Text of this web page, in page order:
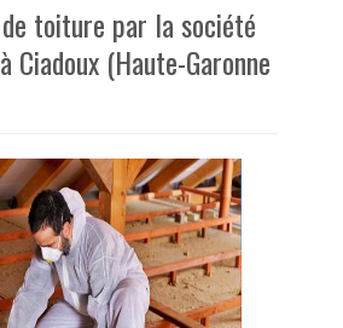
toiture par la société
Ciadoux (Haute-Garonne